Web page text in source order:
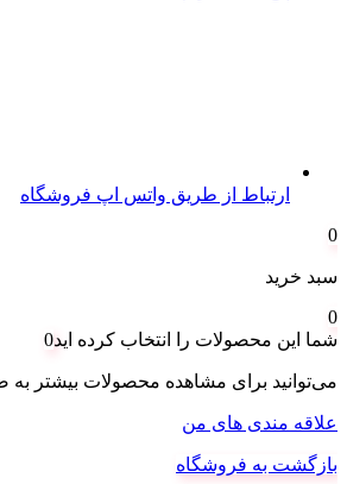
ارتباط از طریق واتس اپ فروشگاه
0
سبد خرید
0
شما این محصولات را انتخاب کرده اید0
می‌توانید برای مشاهده محصولات بیشتر به
علاقه مندی های من
بازگشت به فروشگاه